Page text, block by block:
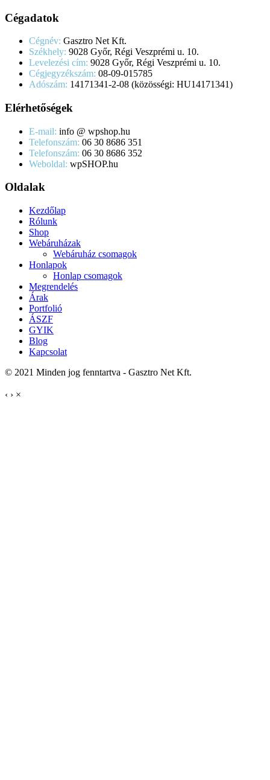
Cégadatok
Cégnév: Gasztro Net Kft.
Székhely: 9028 Győr, Régi Veszprémi u. 10.
Levelezési cím: 9028 Győr, Régi Veszprémi u. 10.
Cégjegyzékszám: 08-09-015785
Adószám: 14171341-2-08 (közösségi: HU14171341)
Elérhetőségek
E-mail: info @ wpshop.hu
Telefonszám: 06 30 8686 351
Telefonszám: 06 30 8686 352
Weboldal: wpSHOP.hu
Oldalak
Kezdőlap
Rólunk
Shop
Webáruházak
Webáruház csomagok
Honlapok
Honlap csomagok
Megrendelés
Árak
Portfolió
ÁSZF
GYIK
Blog
Kapcsolat
© 2021 Minden jog fenntartva - Gasztro Net Kft.
‹ › ×